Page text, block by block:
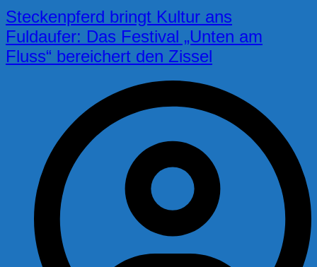
Steckenpferd bringt Kultur ans
Fuldaufer: Das Festival „Unten am
Fluss“ bereichert den Zissel